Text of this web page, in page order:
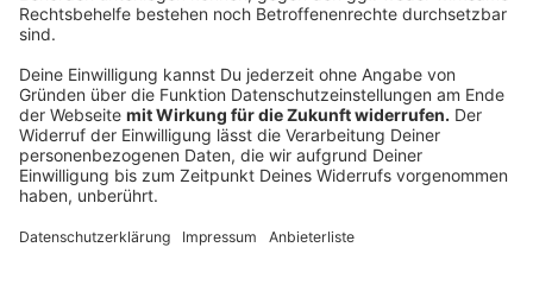
Ferienfreizeit von der katholischen Jugend.
Jugendleiter bedeutet Verantwortung für junge
Menschen zu übernehmen. Diese Erfahrung in der
katholischen Jugend hat mich bereichert und gestärkt
Verantwortung für die Gesellschaft zu übernehmen.
Anzeige